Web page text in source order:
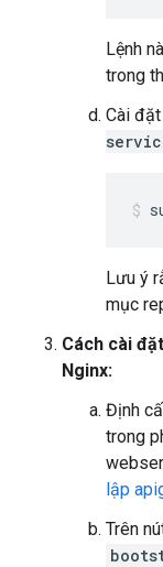
Lệnh
trong
Cài
Lưu ý
mục
Cách cài
Nginx:
Định
trong
lập
Trên